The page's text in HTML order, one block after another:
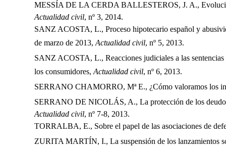
MESSÍA DE LA CERDA BALLESTEROS, J. A.,
Actualidad civil, nº 3, 2014.
SANZ ACOSTA, L., Proceso hipotecario español y
de marzo de 2013,Actualidad civil, nº 5, 2013.
SANZ ACOSTA, L., Reacciones judiciales a las
los consumidores,Actualidad civil, nº 6, 2013.
SERRANO CHAMORRO, Mª E., ¿Cómo valoramos los
SERRANO DE NICOLÁS, A., La protección de los
Actualidad civil, nº 7-8, 2013.
TORRALBA, E., Sobre el papel de las asociaciones de
ZURITA MARTÍN, I., La suspensión de los lanzamientos